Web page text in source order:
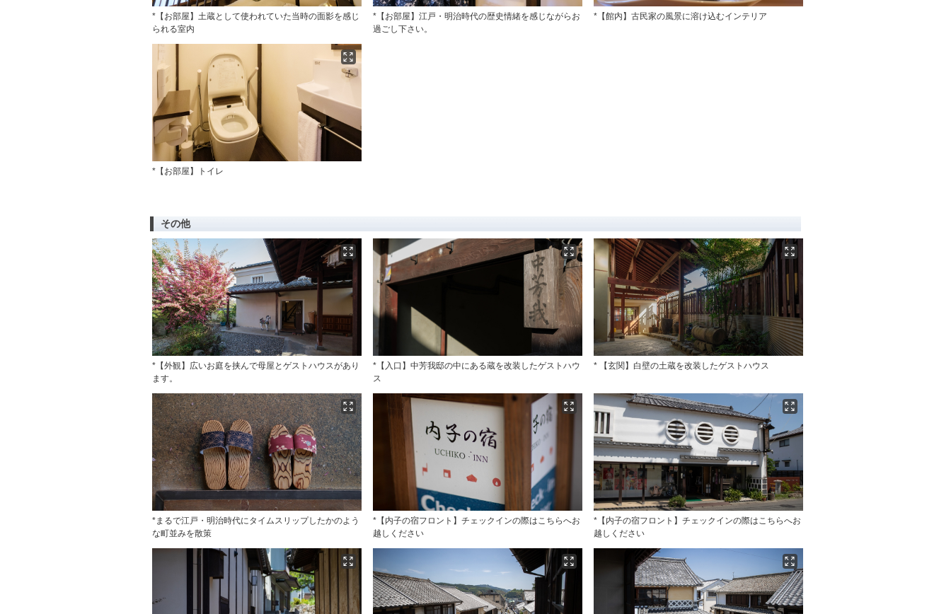
*【お部屋】土蔵として使われていた当時の面影を感じ
られる室内
*【お部屋】江戸・明治時代の歴史情緒を感じながらお
過ごし下さい。
*【館内】古民家の風景に溶け込むインテリア
*【お部屋】トイレ
その他
*【外観】広いお庭を挟んで母屋とゲストハウスがあり
ます。
*【入口】中芳我邸の中にある蔵を改装したゲストハウ
ス
* 【玄関】白壁の土蔵を改装したゲストハウス
*まるで江戸・明治時代にタイムスリップしたかのよう
な町並みを散策
*【内子の宿フロント】チェックインの際はこちらへお
越しください
*【内子の宿フロント】チェックインの際はこちらへお
越しください